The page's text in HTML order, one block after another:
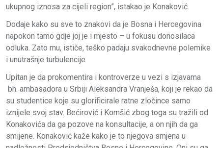
ukupnog iznosa za cijeli region”, istakao je Konaković.
Dodaje kako su sve to znakovi da je Bosna i Hercegovina
napokon tamo gdje joj je i mjesto – u fokusu donosilaca
odluka. Zato mu, ističe, teško padaju svakodnevne polemike
i unutrašnje turbulencije.
Upitan je da prokomentira i kontroverze u vezi s izjavama
bh. ambasadora u Srbiji Aleksandra Vranješa, koji je rekao da
su studentice koje su glorificirale ratne zločince samo
iznijele svoj stav. Bećirović i Komšić zbog toga su tražili od
Konakovića da ga pozove na konsultacije, a on njih da ga
smijene. Konaković kaže kako je to njegova smjena u